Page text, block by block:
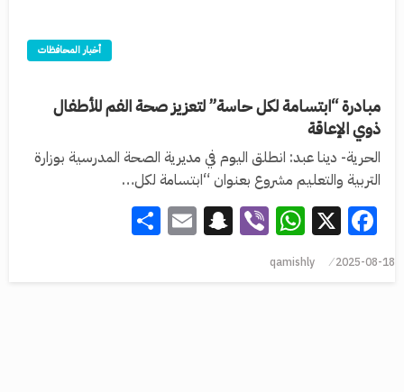
أخبار المحافظات
مبادرة “ابتسامة لكل حاسة” لتعزيز صحة الفم للأطفال
ذوي الإعاقة
الحرية- دينا عبد: انطلق اليوم في مديرية الصحة المدرسية بوزارة
التربية والتعليم مشروع بعنوان “ابتسامة لكل…
Facebook
X
WhatsApp
Viber
Snapchat
Email
2025-08-18
qamishly